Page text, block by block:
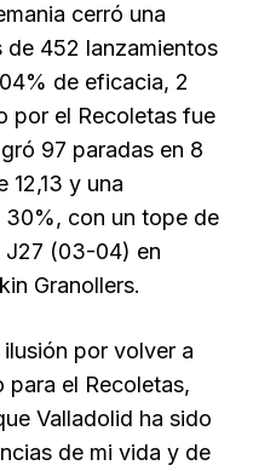
cerró una
de 452 lanzamientos
de eficacia, 2
por el Recoletas fue
97 paradas en 8
12,13 y una
con un tope de
J27 (03-04) en
Granollers.
por volver a
para el Recoletas,
Valladolid ha sido
de mi vida y de